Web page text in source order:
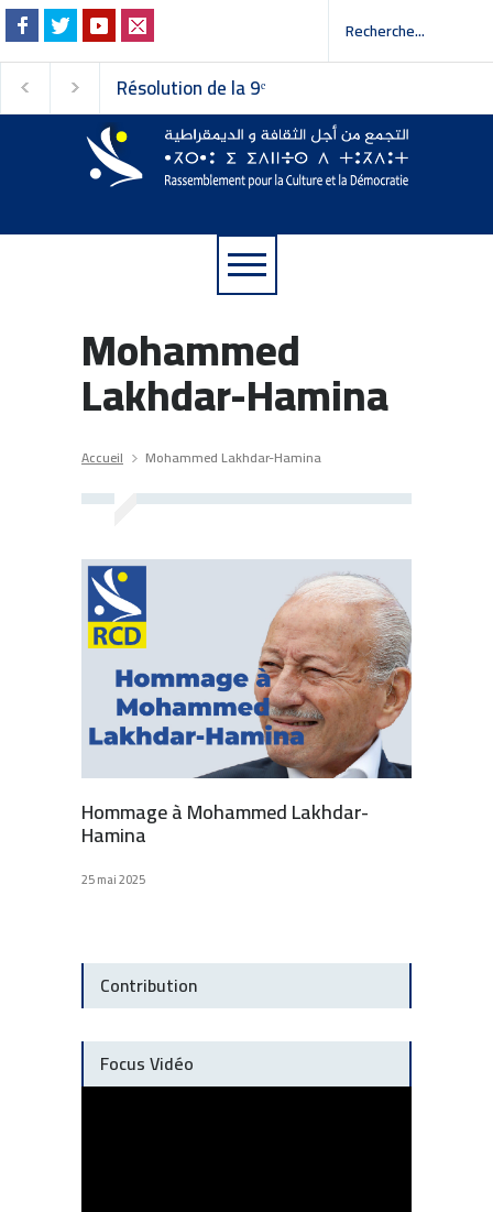
Résolution de la 9ᵉ
session du Conseil
national du
Rassemblement pour la
Culture et la Démocratie
إلى وسائل الإعلام
Mohammed
Lakhdar-Hamina
Accueil Mohammed Lakhdar-Hamina
Hommage à Mohammed Lakhdar-
Hamina
25 mai 2025
Contribution
Focus Vidéo